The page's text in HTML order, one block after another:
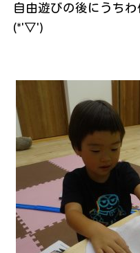
自由遊びの後にうち
(*'▽')